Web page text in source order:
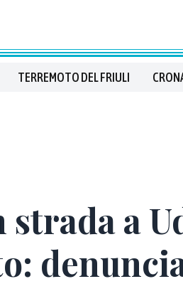
TERREMOTO DEL FRIULI
strada a